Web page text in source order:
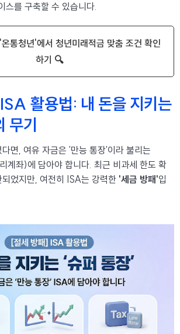
스를 구축할 수 있습니다.
통청년'에서 청년미래적금 맞춤 조건 확인
하기 🔍
활용법: 내 돈을 지키는
무기
면, 여유 자금은 '만능 통장'이라 불리는
계좌)에 담아야 합니다. 최근 비과세 한도 확
었지만, 여전히 ISA는 강력한 '세금 방패'입